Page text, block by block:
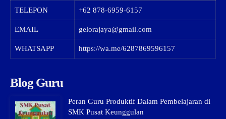
TELEPON +62 878-6959-6157
EMAIL gelorajaya@gmail.com
WHATSAPP https://wa.me/6287869596157
Blog Guru
Peran Guru Produktif Dalam Pembelajaran di
SMK Pusat Keunggulan